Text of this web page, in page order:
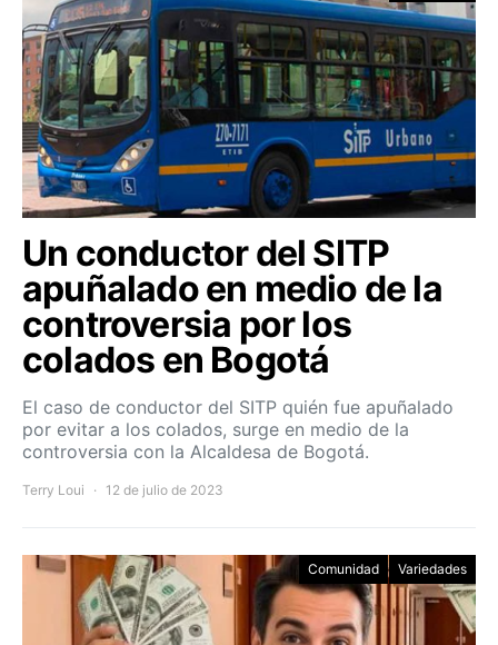
Un conductor del SITP
apuñalado en medio de la
controversia por los
colados en Bogotá
El caso de conductor del SITP quién fue apuñalado
por evitar a los colados, surge en medio de la
controversia con la Alcaldesa de Bogotá.
Terry Loui 12 de julio de 2023
Comunidad Variedades